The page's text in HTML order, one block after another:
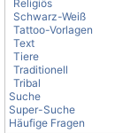
Religiös
Schwarz-Weiß
Tattoo-Vorlagen
Text
Tiere
Traditionell
Tribal
Suche
Super-Suche
Häufige Fragen